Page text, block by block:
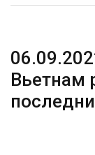
Вьетнам